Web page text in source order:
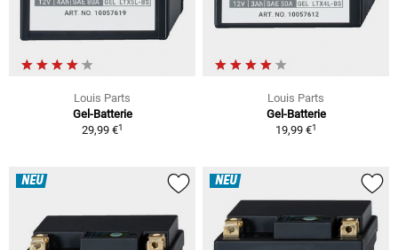
Louis Parts
Gel-Batterie
29,99 €1
Louis Parts
Gel-Batterie
19,99 €1
NEU NEU